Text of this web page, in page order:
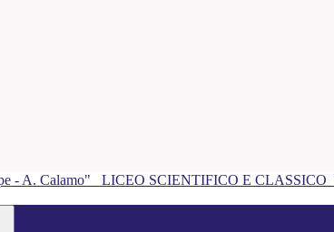
LICEO SCIENTIFICO E CLASSICO